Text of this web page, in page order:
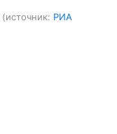
источник: РИА